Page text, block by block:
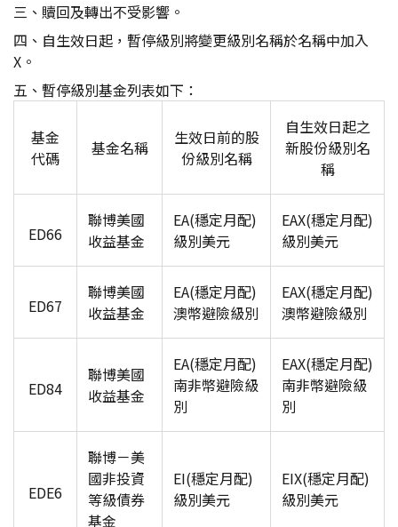
三、 贖回及轉出不受影響。
四、自生效日起，暫停級別將變更級別名稱於名稱中加入
X。
五、暫停級別基金列表如下：
基金
代碼
基金名稱
生效日前的股
份級別名稱
自生效日起之
新股份級別名
稱
ED66
聯博美國
收益基金
EA(穩定月配)
級別美元
EAX(穩定月配)
級別美元
ED67
聯博美國
收益基金
EA(穩定月配)
澳幣避險級別
EAX(穩定月配)
澳幣避險級別
ED84
聯博美國
收益基金
EA(穩定月配)
南非幣避險級
別
EAX(穩定月配)
南非幣避險級
別
EDE6
聯博－美
國非投資
等級債券
基金
EI(穩定月配)
級別美元
EIX(穩定月配)
級別美元